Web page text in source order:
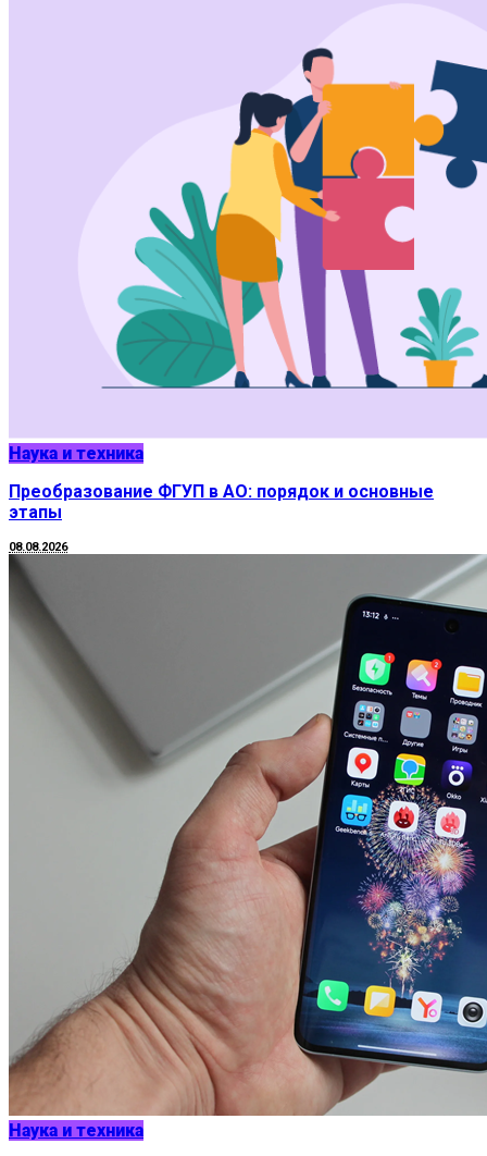
Наука и техника
Преобразование ФГУП в АО: порядок и основные
этапы
08.08.2026
Наука и техника